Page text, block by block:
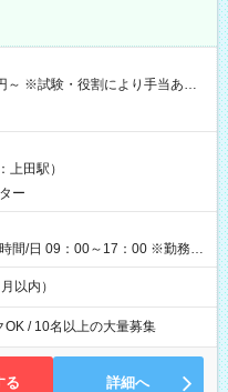
給（前払い）オプションあ
ら1週間ほどで給与の一部を受け
（休憩1時間） 時給1,300円
※当日の役割により時給＋100
13:30（休憩なし） 時給1,300
8,400円＋交通費 【試用期
上田駅）
ー
間/日 09：00～17：00 ※勤務時
以内）
OK / 10名以上の大量募集
る 詳細へ